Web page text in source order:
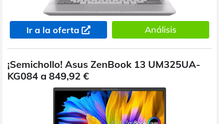
Ir a la oferta Análisis
¡Semichollo! Asus ZenBook 13 UM325UA-
KG084 a 849,92 €